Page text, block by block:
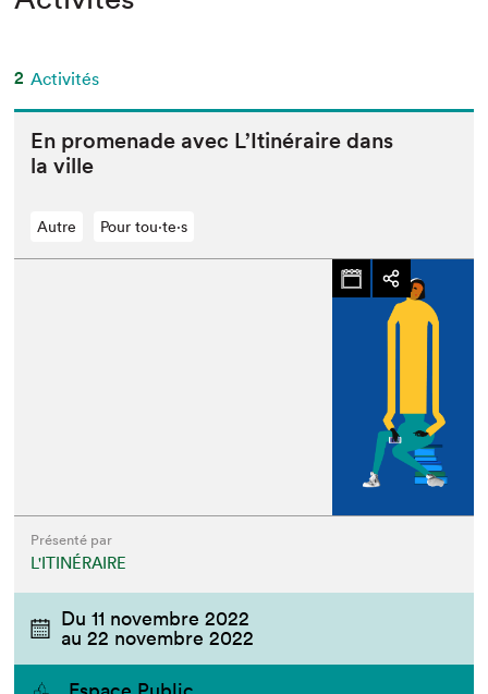
2 Activités
En prom­e­nade avec L’It­inéraire dans
la ville
Autre Pour tou⋅te⋅s
Présenté par
L'ITINÉRAIRE
Du11 novembre 2022
au22 novembre 2022